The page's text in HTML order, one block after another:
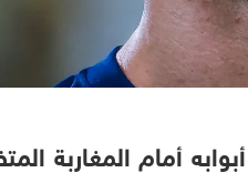
أمام المغاربة